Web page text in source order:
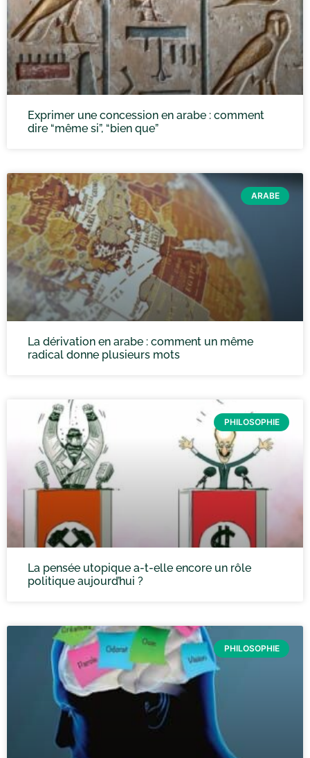
Exprimer une concession en arabe : comment
dire “même si”, “bien que”
ARABE
La dérivation en arabe : comment un même
radical donne plusieurs mots
PHILOSOPHIE
La pensée utopique a-t-elle encore un rôle
politique aujourd’hui ?
PHILOSOPHIE